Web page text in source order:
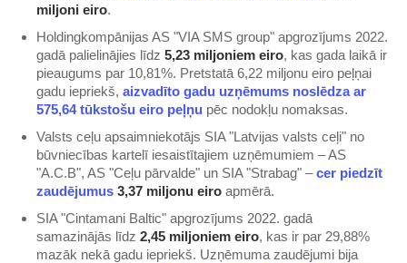
miljoni eiro.
Holdingkompānijas AS "VIA SMS group" apgrozījums 2022.
gadā palielinājies līdz 5,23 miljoniem eiro, kas gada laikā ir
pieaugums par 10,81%. Pretstatā 6,22 miljonu eiro peļņai
gadu iepriekš, aizvadīto gadu uzņēmums noslēdza ar
575,64 tūkstošu eiro peļņu pēc nodokļu nomaksas.
Valsts ceļu apsaimniekotājs SIA "Latvijas valsts ceļi" no
būvniecības kartelī iesaistītajiem uzņēmumiem – AS
"A.C.B", AS "Ceļu pārvalde" un SIA "Strabag" –cer piedzīt
zaudējumus 3,37 miljonu eiro apmērā.
SIA "Cintamani Baltic" apgrozījums 2022. gadā
samazinājās līdz 2,45 miljoniem eiro, kas ir par 29,88%
mazāk nekā gadu iepriekš. Uzņēmuma zaudējumi bija